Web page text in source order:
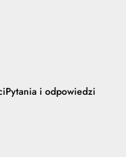
Pytania i odpowiedzi